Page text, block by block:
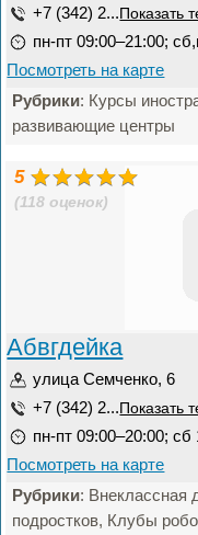
+7 (342) 2... Показать
пн-пт 09:00–21:00;
Посмотреть на карте
Рубрики: Курсы
развивающие центры
5
(118 оценок)
Абвгдейка
улица Семченко, 6
+7 (342) 2... Показать
пн-пт 09:00–20:00; сб
Посмотреть на карте
Рубрики: Внеклассная
подростков, Клубы